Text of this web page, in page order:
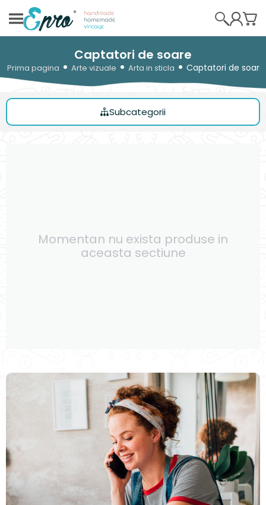
Captatori de soare
Prima pagina Arte vizuale Arta in sticla Captatori de soare
Subcategorii
Momentan nu exista produse in
aceasta sectiune